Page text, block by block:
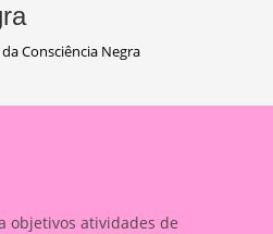
Consciência Negra
objetivos atividades de